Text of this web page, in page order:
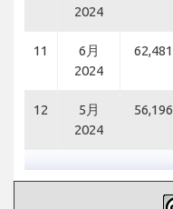
2024
11
6月
2024
62,481
12
5月
2024
56,196